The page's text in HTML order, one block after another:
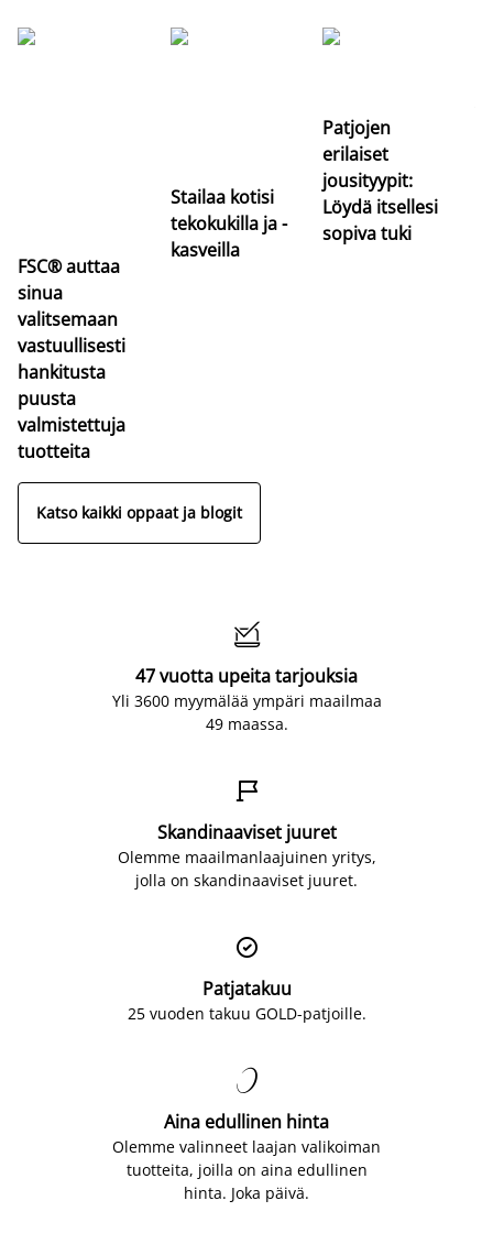
FSC® auttaa
sinua
valitsemaan
vastuullisesti
hankitusta
puusta
valmistettuja
tuotteita
Stailaa kotisi
tekokukilla ja -
kasveilla
Patjojen
erilaiset
jousityypit:
Löydä itsellesi
sopiva tuki
Katso kaikki oppaat ja blogit

47 vuotta upeita tarjouksia
Yli 3600 myymälää ympäri maailmaa
49 maassa.

Skandinaaviset juuret
Olemme maailmanlaajuinen yritys,
jolla on skandinaaviset juuret.

Patjatakuu
25 vuoden takuu GOLD-patjoille.

Aina edullinen hinta
Olemme valinneet laajan valikoiman
tuotteita, joilla on aina edullinen
hinta. Joka päivä.